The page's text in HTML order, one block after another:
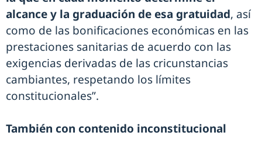
alcance y la graduación de esa gratuidad, así
como de las bonificaciones económicas en las
prestaciones sanitarias de acuerdo con las
exigencias derivadas de las cricunstancias
cambiantes, respetando los límites
constitucionales”.
También con contenido inconstitucional